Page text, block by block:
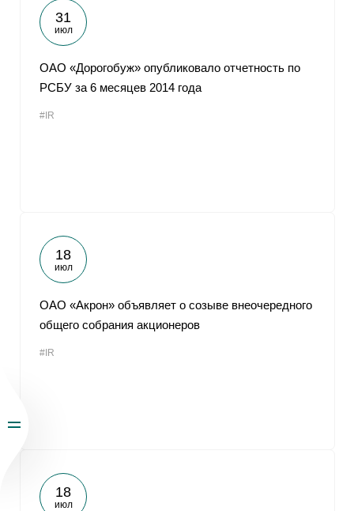
31
июл
ОАО «Дорогобуж» опубликовало отчетность по
РСБУ за 6 месяцев 2014 года
#IR
18
июл
ОАО «Акрон» объявляет о созыве внеочередного
общего собрания акционеров
#IR
18
июл